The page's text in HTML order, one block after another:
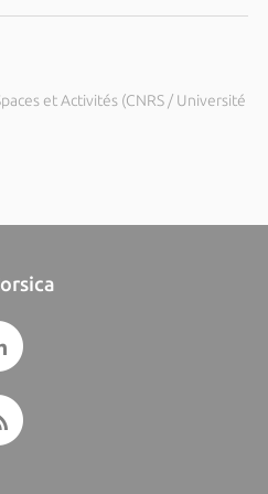
et Activités (CNRS / Université